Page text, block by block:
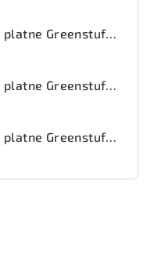
Predné brzdové platne Greenstuff 2000 (DP2892)
Predné brzdové platne Greenstuff 2000 (DP21056)
Predné brzdové platne Greenstuff 2000 (DP21184)